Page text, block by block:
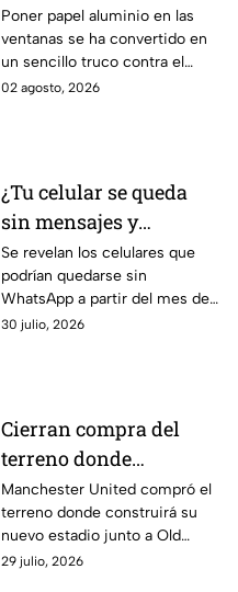
tapando sus ventanas
con papel aluminio y lo
que dicen los
científicos sobre su
Poner papel aluminio en las
ventanas se ha convertido en
un sencillo truco contra el
calor, pero ¿realmente
02 agosto, 2026
¿Tu celular se queda
sin mensajes y
llamadas? Por esta
razón podrías perder
WhatsApp en agosto;
lista de dispositivos
Se revelan los celulares que
podrían quedarse sin
WhatsApp a partir del mes de
agosto 2026 debido a ciertos
30 julio, 2026
Cierran compra del
terreno donde
construirán nuevo
estadio de equipo de
Primera División con
techo estilo carpa de
Manchester United compró el
terreno donde construirá su
nuevo estadio junto a Old
Trafford; el recinto tendrá
29 julio, 2026